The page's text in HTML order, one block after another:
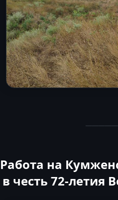
Работа на
в честь 72-летия